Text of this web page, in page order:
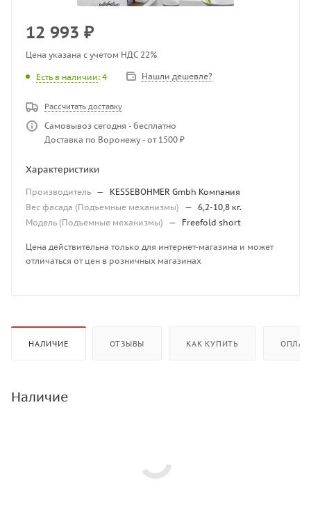
12 993 ₽
Цена указана с учетом НДС 22%
Есть в наличии: 4 Нашли дешевле?
Рассчитать доставку
Самовывоз сегодня - бесплатно
Доставка по Воронежу - от 1500 ₽
Характеристики
Производитель —
KESSEBOHMER Gmbh Компания
Вес фасада (Подъемные механизмы)
— 6,2-10,8 кг.
Модель (Подъемные механизмы)
— Freefold short
Цена действительна только для интернет-магазина и может
отличаться от цен в розничных магазинах
НАЛИЧИЕ ОТЗЫВЫ КАК КУПИТЬ
Наличие